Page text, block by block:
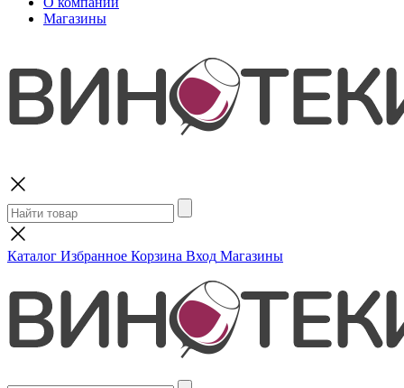
Магазины
Каталог Избранное Корзина Вход Магазины